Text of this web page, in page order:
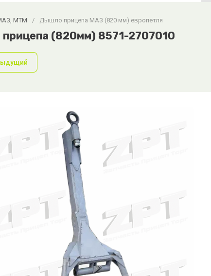
МТМ / Дышло прицепа МАЗ (820 мм) европетля
(820мм) 8571-2707010